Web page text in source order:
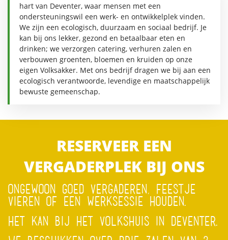
hart van Deventer, waar mensen met een
ondersteuningswil een werk- en ontwikkelplek vinden.
We zijn een ecologisch, duurzaam en sociaal bedrijf. Je
kan bij ons lekker, gezond en betaalbaar eten en
drinken; we verzorgen catering, verhuren zalen en
verbouwen groenten, bloemen en kruiden op onze
eigen Volksakker. Met ons bedrijf dragen we bij aan een
ecologisch verantwoorde, levendige en maatschappelijk
bewuste gemeenschap.
RESERVEER EEN
VERGADERPLEK BIJ ONS
ONGEWOON GOED VERGADEREN, FEESTJE
VIEREN OF EEN WERKSESSIE HOUDEN.
HET KAN BIJ HET VOLKSHUIS IN DEVENTER.